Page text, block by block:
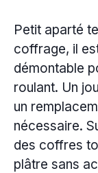
Petit aparté
coffrage, il
démontable
roulant. Un
un
nécessaire.
des coffres
plâtre sans